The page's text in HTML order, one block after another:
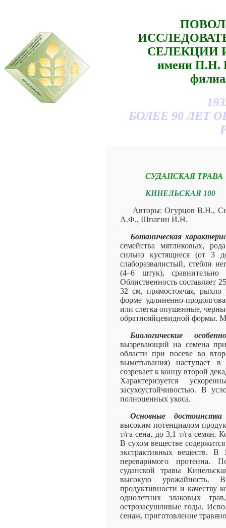
СЕЛЕКЦИИ
имени
БОЛЕЕ 90 ЛЕТ
СУДАНСКАЯ ТРАВА
КИНЕЛЬСКАЯ 100
Авторы: Огурцов В.Н.,
А.Ф., Шпагин И.Н.
Ботаническая
семейства мятликовых,
сильно кустящиеся (от 3
слаборазвалистый, стебли
(4–6 штук),
Облиственность составляет
32 см, прямостоячая, рыхло
форме удлиненно-
или слегка опушенные,
обратнояйцевидной формы.
Биологические
вызревающий на семена
области при посеве во
выметывания) наступает
созревает к концу второй
Характеризуется
засухоустойчивостью. В
полноценных укоса.
Основные достоинства
высоким потенциалом
т/га сена, до 3,1 т/га семян.
В сухом веществе
экстрактивных веществ.
переваримого протеина.
суданской травы
высокую урожайность.
продуктивности и качеству
однолетних злаковых
острозасушливые годы.
сенаж, приготовление